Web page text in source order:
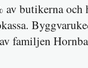
av butikerna
familjen